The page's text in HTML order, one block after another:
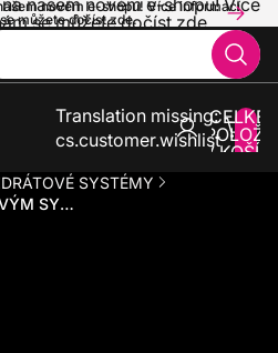
novém e-shopu! Více informací
můžete dočíst zde.
našem novém e-shopu! Více
se můžete dočíst zde.
Translation missing:
cs.customer.wishlist
V
SYSTÉMY
MIKROFONY K BEZDRÁTOVÝM SYSTÉMŮM